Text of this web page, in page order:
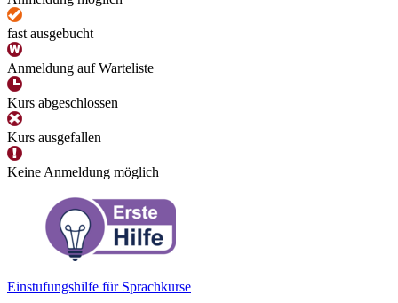
fast ausgebucht
Anmeldung auf Warteliste
Kurs abgeschlossen
Kurs ausgefallen
Keine Anmeldung möglich
Einstufungshilfe für Sprachkurse